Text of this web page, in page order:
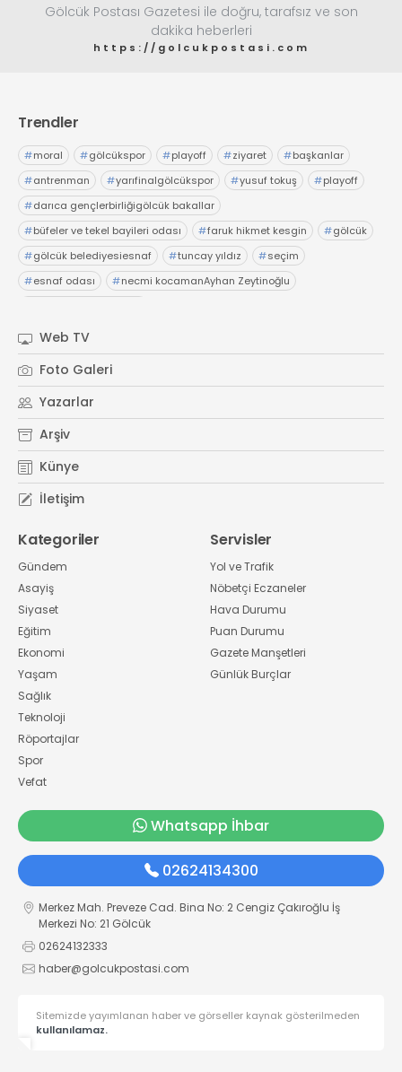
Gölcük Postası Gazetesi ile doğru, tarafsız ve son
dakika heberleri
https://golcukpostasi.com
Trendler
#moral #gölcükspor #playoff #ziyaret #başkanlar
#antrenman #yarıfinalgölcükspor #yusuf tokuş #playoff
#darıca gençlerbirliğigölcük bakallar
#büfeler ve tekel bayileri odası #faruk hikmet kesgin #gölcük
#gölcük belediyesiesnaf #tuncay yıldız #seçim
#esnaf odası #necmi kocamanAyhan Zeytinoğlu
Web TV
Foto Galeri
Yazarlar
Arşiv
Künye
İletişim
Kategoriler
Gündem
Asayiş
Siyaset
Eğitim
Ekonomi
Yaşam
Sağlık
Teknoloji
Röportajlar
Spor
Vefat
Servisler
Yol ve Trafik
Nöbetçi Eczaneler
Hava Durumu
Puan Durumu
Gazete Manşetleri
Günlük Burçlar
Whatsapp İhbar
02624134300
Merkez Mah. Preveze Cad. Bina No: 2 Cengiz Çakıroğlu İş
Merkezi No: 21 Gölcük
02624132333
haber@golcukpostasi.com
Sitemizde yayımlanan haber ve görseller kaynak gösterilmeden
kullanılamaz.